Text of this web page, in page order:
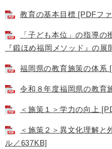
教育の基本目標 [PDFフ
「子ども本位」の指導
『鍛ほめ福岡メソッド』の
福岡県の教育施策の体系
令和８年度福岡県の教育
＜施策１＞学力の向上
＜施策２＞異文化理解と
ル／637KB]